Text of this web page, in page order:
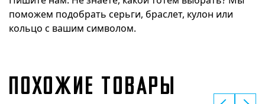
поможем подобрать серьги, браслет, кулон или
кольцо с вашим символом.
ПОХОЖИЕ ТОВАРЫ